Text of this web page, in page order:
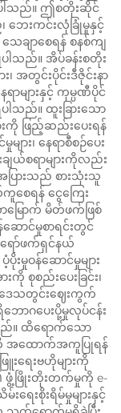
ပါသည်။ ဤစတိုးဆိုင်
ဘေးကင်းလုံခြုံမှုနှင့်
ချာစေရန် စနစ်ကျ
ါသည်။ အိပ်ခန်းစတိုး
အတွင်းပိုင်းဒီဇိုင်းနာ
ရာများနှင့် ကုမ္ပဏီပိုင်
သည်။ ထူးခြားသော
းကို ဖြည့်ဆည်းပေးရန်
ား၊ နေရာစီစဉ်ပေး
ယ်စရာများကိုလည်း
ပြားသည် စားသုံးသူ
ေရန် ငွေကြေး
ြောက် မိတ်ဖက်ဖြစ်
ောင်မှုစာရင်းတွင်
ော်ဖက်ရှင်နယ်
မှုဝန်ဆောင်မှုများ
စုစည်းပေးခြင်း၊
ဒေသတွင်းဈေးကွက်
ောဂပေးပို့မှုလုပ်ငန်း
ည်။ ထိရောက်သော
ကို အထောက်အကူပြုရန်
ြူးရေးဗဟိုများကို
ဖွံ့ဖြိုးတိုးတက်မှုကို e-
ရေးစိုးရိမ်မှုများနှင့်